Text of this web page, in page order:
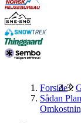
Forside
Sådan